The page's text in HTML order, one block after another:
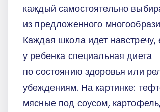
каждый самостоятельно
из предложенного
Каждая школа идет навстречу,
у ребенка специальная диета
по состоянию здоровья или
убеждениям. На картинке:
мясные под соусом,